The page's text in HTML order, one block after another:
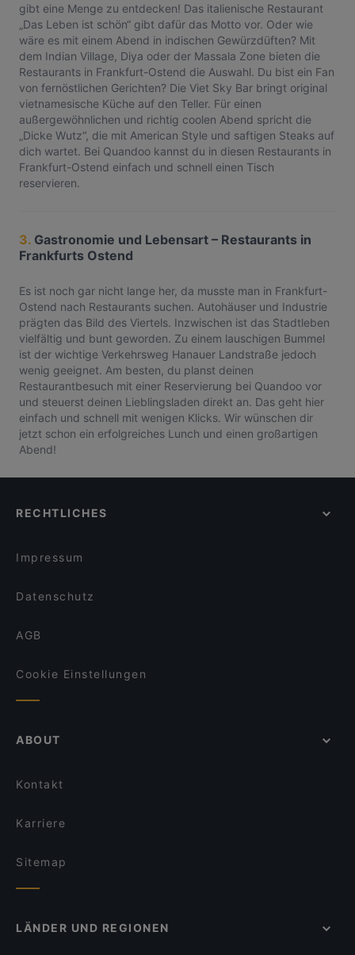
gibt eine Menge zu entdecken! Das italienische Restaurant
„Das Leben ist schön“ gibt dafür das Motto vor. Oder wie
wäre es mit einem Abend in indischen Gewürzdüften? Mit
dem Indian Village, Diya oder der Massala Zone bieten die
Restaurants in Frankfurt-Ostend die Auswahl. Du bist ein Fan
von fernöstlichen Gerichten? Die Viet Sky Bar bringt original
vietnamesische Küche auf den Teller. Für einen
außergewöhnlichen und richtig coolen Abend spricht die
„Dicke Wutz“, die mit American Style und saftigen Steaks auf
dich wartet. Bei Quandoo kannst du in diesen Restaurants in
Frankfurt-Ostend einfach und schnell einen Tisch
reservieren.
3. Gastronomie und Lebensart – Restaurants in
Frankfurts Ostend
Es ist noch gar nicht lange her, da musste man in Frankfurt-
Ostend nach Restaurants suchen. Autohäuser und Industrie
prägten das Bild des Viertels. Inzwischen ist das Stadtleben
vielfältig und bunt geworden. Zu einem lauschigen Bummel
ist der wichtige Verkehrsweg Hanauer Landstraße jedoch
wenig geeignet. Am besten, du planst deinen
Restaurantbesuch mit einer Reservierung bei Quandoo vor
und steuerst deinen Lieblingsladen direkt an. Das geht hier
einfach und schnell mit wenigen Klicks. Wir wünschen dir
jetzt schon ein erfolgreiches Lunch und einen großartigen
Abend!
RECHTLICHES
Impressum
Datenschutz
AGB
Cookie Einstellungen
ABOUT
Kontakt
Karriere
Sitemap
LÄNDER UND REGIONEN